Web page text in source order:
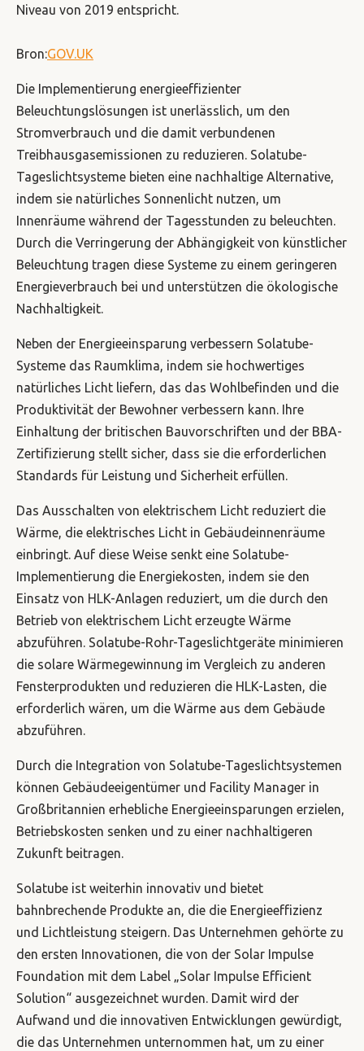
Niveau von 2019 entspricht.
Bron:GOV.UK
Die Implementierung energieeffizienter
Beleuchtungslösungen ist unerlässlich, um den
Stromverbrauch und die damit verbundenen
Treibhausgasemissionen zu reduzieren. Solatube-
Tageslichtsysteme bieten eine nachhaltige Alternative,
indem sie natürliches Sonnenlicht nutzen, um
Innenräume während der Tagesstunden zu beleuchten.
Durch die Verringerung der Abhängigkeit von künstlicher
Beleuchtung tragen diese Systeme zu einem geringeren
Energieverbrauch bei und unterstützen die ökologische
Nachhaltigkeit.
Neben der Energieeinsparung verbessern Solatube-
Systeme das Raumklima, indem sie hochwertiges
natürliches Licht liefern, das das Wohlbefinden und die
Produktivität der Bewohner verbessern kann. Ihre
Einhaltung der britischen Bauvorschriften und der BBA-
Zertifizierung stellt sicher, dass sie die erforderlichen
Standards für Leistung und Sicherheit erfüllen.
Das Ausschalten von elektrischem Licht reduziert die
Wärme, die elektrisches Licht in Gebäudeinnenräume
einbringt. Auf diese Weise senkt eine Solatube-
Implementierung die Energiekosten, indem sie den
Einsatz von HLK-Anlagen reduziert, um die durch den
Betrieb von elektrischem Licht erzeugte Wärme
abzuführen. Solatube-Rohr-Tageslichtgeräte minimieren
die solare Wärmegewinnung im Vergleich zu anderen
Fensterprodukten und reduzieren die HLK-Lasten, die
erforderlich wären, um die Wärme aus dem Gebäude
abzuführen.
Durch die Integration von Solatube-Tageslichtsystemen
können Gebäudeeigentümer und Facility Manager in
Großbritannien erhebliche Energieeinsparungen erzielen,
Betriebskosten senken und zu einer nachhaltigeren
Zukunft beitragen.
Solatube ist weiterhin innovativ und bietet
bahnbrechende Produkte an, die die Energieeffizienz
und Lichtleistung steigern. Das Unternehmen gehörte zu
den ersten Innovationen, die von der Solar Impulse
Foundation mit dem Label „Solar Impulse Efficient
Solution“ ausgezeichnet wurden. Damit wird der
Aufwand und die innovativen Entwicklungen gewürdigt,
die das Unternehmen unternommen hat, um zu einer